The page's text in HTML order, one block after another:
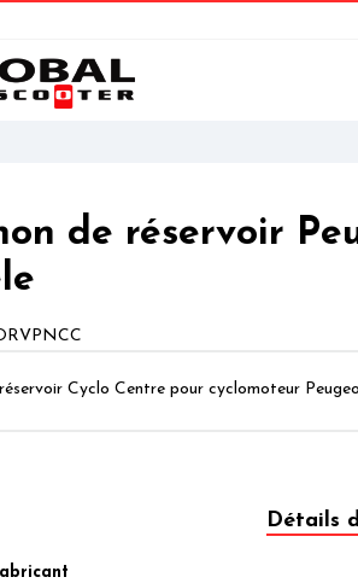
de réservoir
Cyclo Centre pour cyclomoteur
Détails